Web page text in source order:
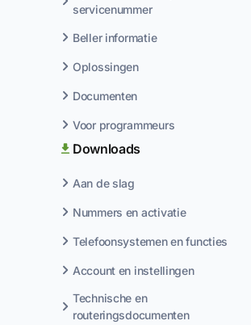
servicenummer
Beller informatie
Oplossingen
Documenten
Voor programmeurs
Downloads
Aan de slag
Nummers en activatie
Telefoonsystemen en functies
Account en instellingen
Technische en
routeringsdocumenten